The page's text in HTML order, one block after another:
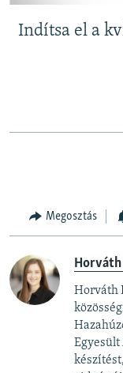
Indítsa el a
Megosztás
Horváth